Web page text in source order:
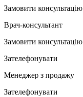
Замовити консультацію
Врач-консультант
Замовити консультацію
Зателефонувати
Менеджер з продажу
Зателефонувати